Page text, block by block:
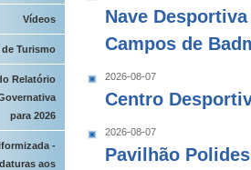
Vídeos
Turismo
Relatório
para 2026
-
aos
Nave
Campos de
2026-08-07
Centro
2026-08-07
Pavilhão